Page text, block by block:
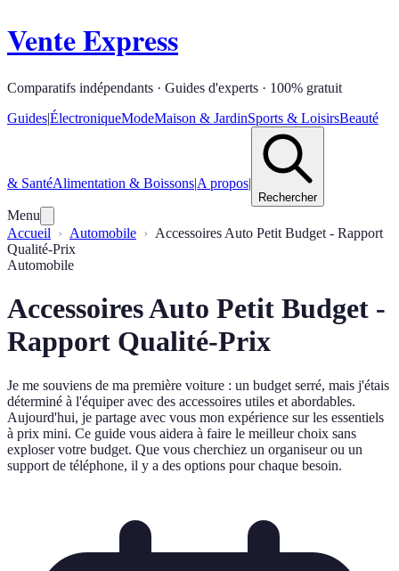
Vente Express
Comparatifs indépendants · Guides d'experts · 100% gratuit
Guides|ÉlectroniqueModeMaison & JardinSports & LoisirsBeauté
& SantéAlimentation & Boissons|A propos|
Rechercher
Menu
Accueil
Automobile
Accessoires Auto Petit Budget - Rapport
Qualité-Prix
Automobile
Accessoires Auto Petit Budget -
Rapport Qualité-Prix
Je me souviens de ma première voiture : un budget serré, mais j'étais
déterminé à l'équiper avec des accessoires utiles et abordables.
Aujourd'hui, je partage avec vous mon expérience sur les essentiels
à prix mini. Ce guide vous aidera à faire le meilleur choix sans
exploser votre budget. Que vous cherchiez un organiseur ou un
support de téléphone, il y a des options pour chaque besoin.